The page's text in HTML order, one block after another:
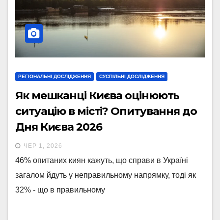
РЕГІОНАЛЬНІ ДОСЛІДЖЕННЯ СУСПІЛЬНІ ДОСЛІДЖЕННЯ
Як мешканці Києва оцінюють
ситуацію в місті? Опитування до
Дня Києва 2026
ЧЕР 1, 2026
46% опитаних киян кажуть, що справи в Україні
загалом йдуть у неправильному напрямку, тоді як
32% - що в правильному